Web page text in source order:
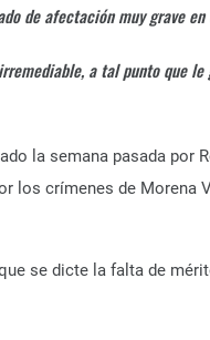
de afectación muy grave
a tal punto que le
la semana pasada por
los crímenes de Morena
se dicte la falta de